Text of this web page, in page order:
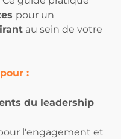
pour un
au sein de votre
:
du leadership
l'engagement et